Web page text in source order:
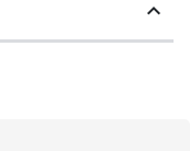
personnes